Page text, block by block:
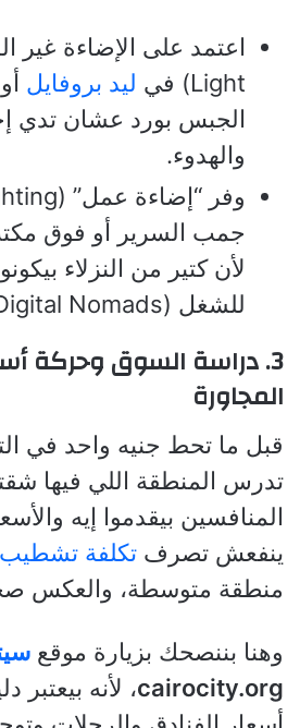
Light) في
ليد بروفايل
الجبس بورد عشان تدي
والهدوء.
جمب السرير أو فوق
لأن كتير من النزلاء
للشغل (Digital Nomads).
3. دراسة السوق وحركة
المجاورة
قبل ما تحط جنيه واحد في
تدرس المنطقة اللي فيها
المنافسين بيقدموا إيه
ينفعش تصرف تكلفة تشطيب
منطقة متوسطة، والعكس
وهنا بننصحك بزيارة موقع
cairocity.org، لأنه بيعتبر